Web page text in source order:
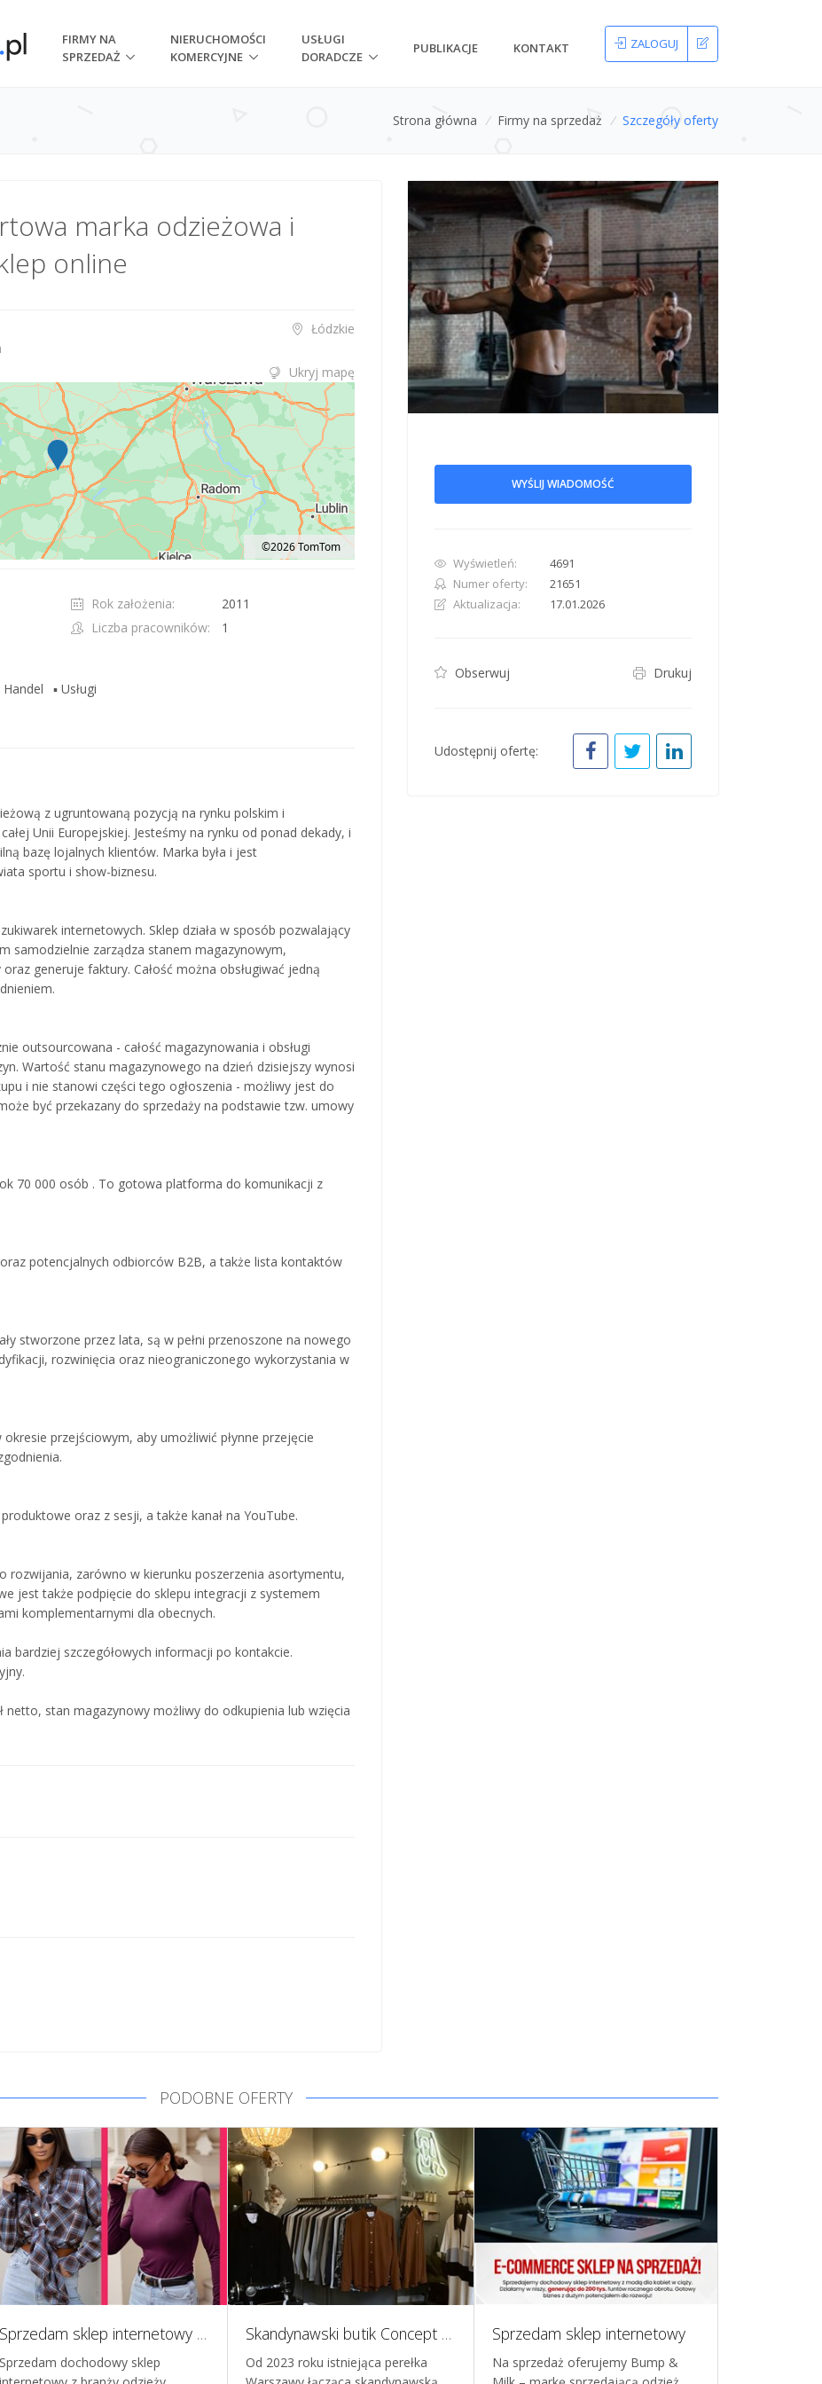
FIRMY NA
SPRZEDAŻ
NIERUCHOMOŚCI
KOMERCYJNE
USŁUGI
DORADCZE
PUBLIKACJE KONTAKT ZALOGUJ
Strona główna / Firmy na sprzedaż / Szczegóły oferty
marka odzieżowa i
online
Łódzkie
Ukryj mapę
right 100 pixels: right arrow. Pan left 100 pixels: left arrow. Pan up 100 pixels: up arrow. Pan down 100 pixels: down arrow. Rotate 15 degrees clockwise: shift +
©2026 TomTom
Rok założenia:
2011
Liczba pracowników:
1
Handel
▪ Usługi
z ugruntowaną pozycją na rynku polskim i
Unii Europejskiej. Jesteśmy na rynku od ponad dekady, i
bazę lojalnych klientów. Marka była i jest
sportu i show-biznesu.
internetowych. Sklep działa w sposób pozwalający
samodzielnie zarządza stanem magazynowym,
generuje faktury. Całość można obsługiwać jedną
outsourcowana - całość magazynowania i obsługi
Wartość stanu magazynowego na dzień dzisiejszy wynosi
i nie stanowi części tego ogłoszenia - możliwy jest do
być przekazany do sprzedaży na podstawie tzw. umowy
70 000 osób . To gotowa platforma do komunikacji z
potencjalnych odbiorców B2B, a także lista kontaktów
stworzone przez lata, są w pełni przenoszone na nowego
rozwinięcia oraz nieograniczonego wykorzystania w
przejściowym, aby umożliwić płynne przejęcie
oraz z sesji, a także kanał na YouTube.
rozwijania, zarówno w kierunku poszerzenia asortymentu,
jest także podpięcie do sklepu integracji z systemem
komplementarnymi dla obecnych.
bardziej szczegółowych informacji po kontakcie.
netto, stan magazynowy możliwy do odkupienia lub wzięcia
WYŚLIJ WIADOMOŚĆ
Wyświetleń:
4691
Numer oferty:
21651
Aktualizacja:
17.01.2026
Obserwuj Drukuj
Udostępnij ofertę:
PODOBNE OFERTY
Sprzedam sklep internetowy z branży odzieży damskiej
Sprzedam dochodowy sklep
Skandynawski butik Concept Store, Warszawa
Od 2023 roku istniejąca perełka
Sprzedam sklep internetowy
Na sprzedaż oferujemy Bump &